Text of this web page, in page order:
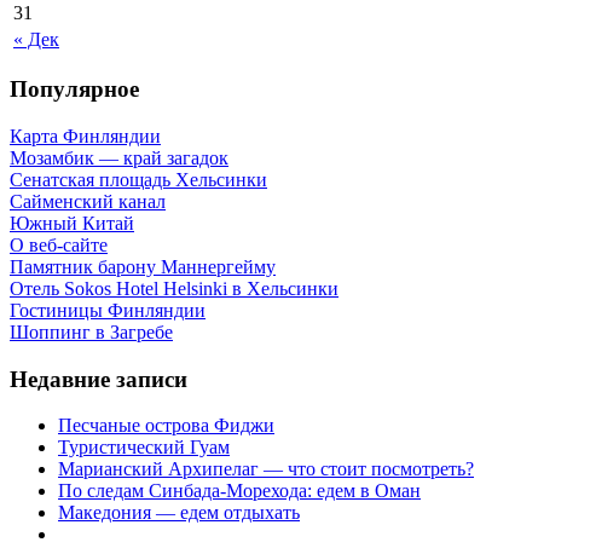
« Дек
31
Популярное
Карта Финляндии
Мозамбик — край загадок
Сенатская площадь Хельсинки
Сайменский канал
Южный Китай
О веб-сайте
Памятник барону Маннергейму
Отель Sokos Hotel Helsinki в Хельсинки
Гостиницы Финляндии
Шоппинг в Загребе
Недавние записи
Песчаные острова Фиджи
Туристический Гуам
Марианский Архипелаг — что стоит посмотреть?
По следам Синбада-Морехода: едем в Оман
Македония — едем отдыхать